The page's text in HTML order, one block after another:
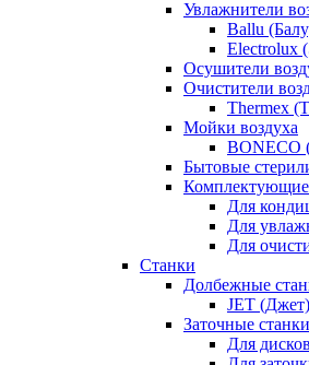
Увлажнители
Ballu
Electrolux
Осушители
Очистители
Thermex
Мойки воздуха
BONECO
Бытовые
Комплектующие
Для
Для
Для
Станки
Долбежные
JET (Джет)
Заточные
Для